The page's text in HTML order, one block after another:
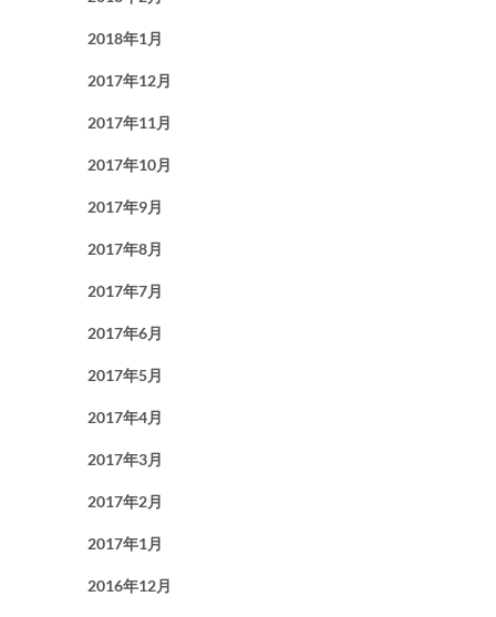
2018年1月
2017年12月
2017年11月
2017年10月
2017年9月
2017年8月
2017年7月
2017年6月
2017年5月
2017年4月
2017年3月
2017年2月
2017年1月
2016年12月